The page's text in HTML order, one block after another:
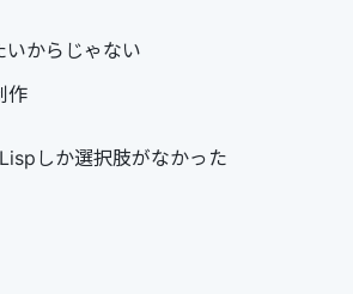
からじゃない
作
しか選択肢がなかった